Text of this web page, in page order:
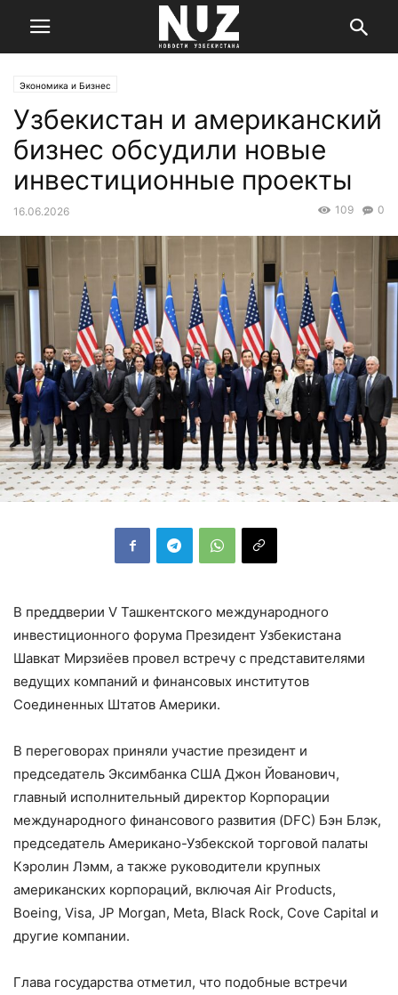
Экономика и Бизнес
Узбекистан и американский
бизнес обсудили новые
инвестиционные проекты
16.06.2026 0
109
В преддверии V Ташкентского международного
инвестиционного форума Президент Узбекистана
Шавкат Мирзиёев провел встречу с представителями
ведущих компаний и финансовых институтов
Соединенных Штатов Америки.
В переговорах приняли участие президент и
председатель Эксимбанка США Джон Йованович,
главный исполнительный директор Корпорации
международного финансового развития (DFC) Бэн Блэк,
председатель Американо-Узбекской торговой палаты
Кэролин Лэмм, а также руководители крупных
американских корпораций, включая Air Products,
Boeing, Visa, JP Morgan, Meta, Black Rock, Cove Capital и
другие компании.
Глава государства отметил, что подобные встречи